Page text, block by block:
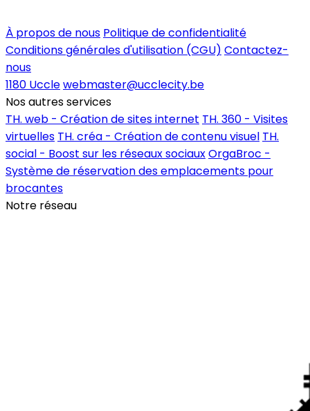
À propos de nous Politique de confidentialité
Conditions générales d'utilisation (CGU) Contactez-
nous
1180 Ucclewebmaster@ucclecity.be
Nos autres services
TH. web - Création de sites internet TH. 360 - Visites
virtuelles TH. créa - Création de contenu visuel TH.
social - Boost sur les réseaux sociauxOrgaBroc -
Système de réservation des emplacements pour
brocantes
Notre réseau